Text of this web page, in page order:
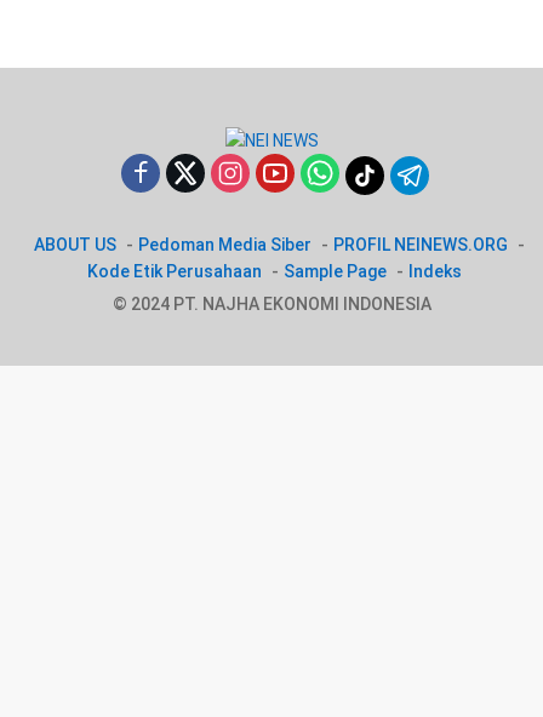
ABOUT US Pedoman Media Siber
PROFIL NEINEWS.ORG
Kode Etik Perusahaan
Sample Page
Indeks
© 2024 PT. NAJHA EKONOMI INDONESIA